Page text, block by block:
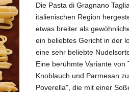
Die Pasta di Gragnano
italienischen Region
etwas breiter als
ein beliebtes Gericht in der
eine sehr beliebte
Eine berühmte Variante von
Knoblauch und Parmesan
Poverella", die mit einer